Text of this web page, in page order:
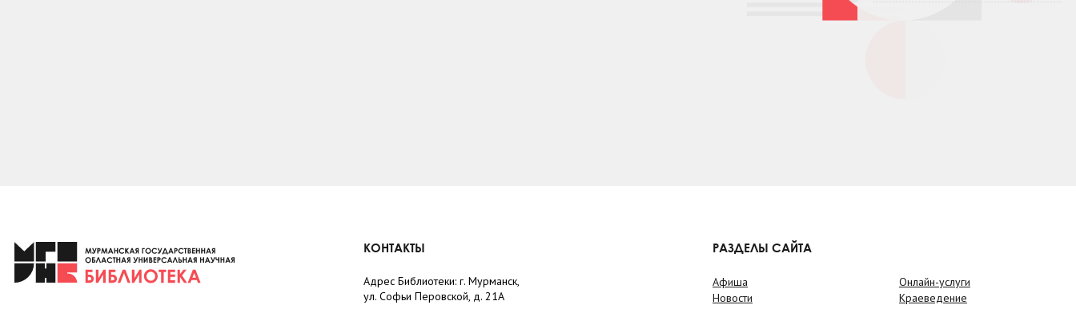
КОНТАКТЫ
Адрес Библиотеки: г. Мурманск,
ул. Софьи Перовской, д. 21А
РАЗДЕЛЫ САЙТА
Афиша
Новости
Онлайн-услуги
Краеведение